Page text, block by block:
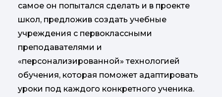
самое он попытался сделать и в проекте
школ, предложив создать учебные
учреждения с первоклассными
преподавателями и
«персонализированной» технологией
обучения, которая поможет адаптировать
уроки под каждого конкретного ученика.